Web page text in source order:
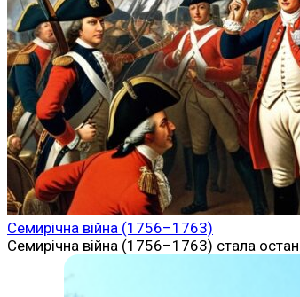
Семирічна війна (1756–1763)
Семирічна війна (1756–1763) стала